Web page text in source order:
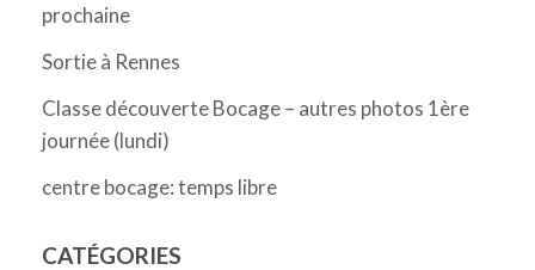
prochaine
Sortie à Rennes
Classe découverte Bocage – autres photos 1ère
journée (lundi)
centre bocage: temps libre
CATÉGORIES